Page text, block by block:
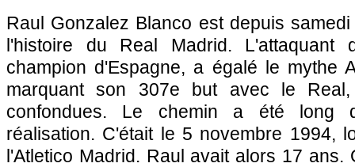
Raul Gonzalez Blanco est depuis
l'histoire du Real Madrid.
champion d'Espagne, a égalé le mythe
marquant son 307e but avec le Real,
confondues. Le chemin a été long
réalisation. C'était le 5 novembre 1994,
l'Atletico Madrid. Raul avait alors 17 ans.